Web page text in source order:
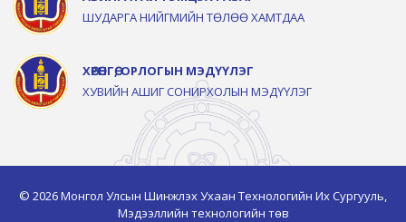
ШУДАРГА НИЙГМИЙН ТӨЛӨӨ ХАМТДАА
ХӨРӨНГӨ, ОРЛОГЫН МЭДҮҮЛЭГ
ХУВИЙН АШИГ СОНИРХОЛЫН МЭДҮҮЛЭГ
© 2026 Монгол Улсын Шинжлэх Ухаан Технологийн Их Сургууль,
Мэдээллийн технологийн төв